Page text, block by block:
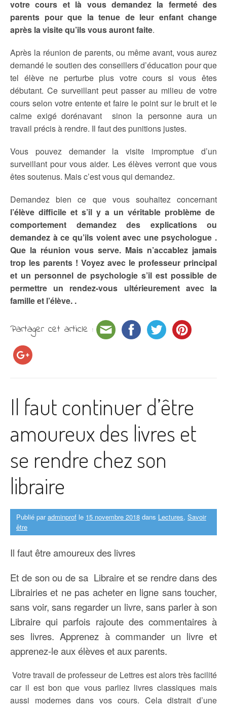
votre cours et là vous demandez la fermeté des
parents pour que la tenue de leur enfant change
après la visite qu’ils vous auront faite.
Après la réunion de parents, ou même avant, vous aurez
demandé le soutien des conseillers d’éducation pour que
tel élève ne perturbe plus votre cours si vous êtes
débutant. Ce surveillant peut passer au milieu de votre
cours selon votre entente et faire le point sur le bruit et le
calme exigé dorénavant sinon la personne aura un
travail précis à rendre. Il faut des punitions justes.
Vous pouvez demander la visite impromptue d’un
surveillant pour vous aider. Les élèves verront que vous
êtes soutenus. Mais c’est vous qui demandez.
Demandez bien ce que vous souhaitez concernant
l’élève difficile et s’il y a un véritable problème de
comportement demandez des explications ou
demandez à ce qu’ils voient avec une psychologue .
Que la réunion vous serve. Mais n’accablez jamais
trop les parents ! Voyez avec le professeur principal
et un personnel de psychologie s’il est possible de
permettre un rendez-vous ultérieurement avec la
famille et l’élève. .
Partager cet article :
Il faut continuer d’être
amoureux des livres et
se rendre chez son
libraire
Publié paradminprof le 15 novembre 2018 dans Lectures, Savoir
être
Il faut être amoureux des livres
Et de son ou de sa Libraire et se rendre dans des
Librairies et ne pas acheter en ligne sans toucher,
sans voir, sans regarder un livre, sans parler à son
Libraire qui parfois rajoute des commentaires à
ses livres. Apprenez à commander un livre et
apprenez-le aux élèves et aux parents.
Votre travail de professeur de Lettres est alors très facilité
car il est bon que vous parliez livres classiques mais
aussi modernes dans vos cours. Cela distrait d’une